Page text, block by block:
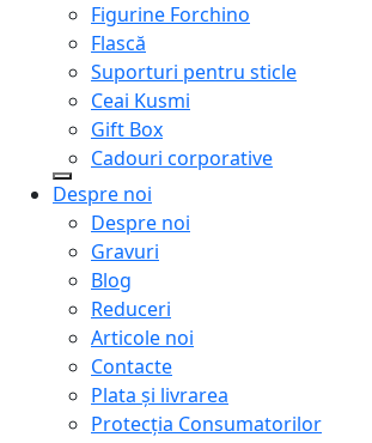
Figurine Forchino
Flască
Suporturi pentru sticle
Ceai Kusmi
Gift Box
Cadouri corporative
Despre noi
Despre noi
Gravuri
Blog
Reduceri
Articole noi
Contacte
Plata și livrarea
Protecţia Consumatorilor